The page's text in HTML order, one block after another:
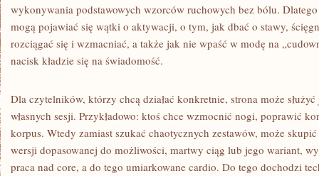
wykonywania podstawowych wzorców ruchowych bez bólu.
mogą pojawiać się wątki o aktywacji, o tym, jak dbać o stawy,
rozciągać się i wzmacniać, a także jak nie wpaść w modę na
nacisk kładzie się na świadomość.
Dla czytelników, którzy chcą działać konkretnie, strona może
własnych sesji. Przykładowo: ktoś chce wzmocnić nogi, poprawić
korpus. Wtedy zamiast szukać chaotycznych zestawów, może
wersji dopasowanej do możliwości, martwy ciąg lub jego wariant,
praca nad core, a do tego umiarkowane cardio. Do tego dochodzi